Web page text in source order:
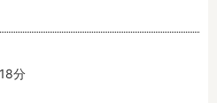
分